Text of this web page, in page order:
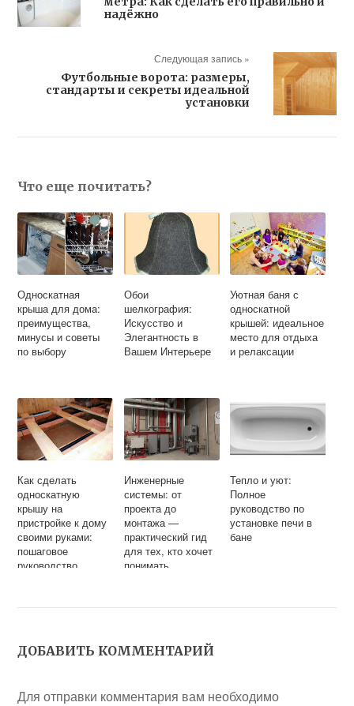
надёжно
Следующая запись »
Футбольные ворота: размеры,
стандарты и секреты идеальной
установки
Что еще почитать?
Односкатная
крыша для дома:
преимущества,
минусы и советы
по выбору
Обои
шелкография:
Искусство и
Элегантность в
Вашем Интерьере
Уютная баня с
односкатной
крышей: идеальное
место для отдыха
и релаксации
Как сделать
односкатную
крышу на
пристройке к дому
своими руками:
пошаговое
руководство
Инженерные
системы: от
проекта до
монтажа —
практический гид
для тех, кто хочет
понимать
Тепло и уют:
Полное
руководство по
установке печи в
бане
ДОБАВИТЬ КОММЕНТАРИЙ
Для отправки комментария вам необходимо